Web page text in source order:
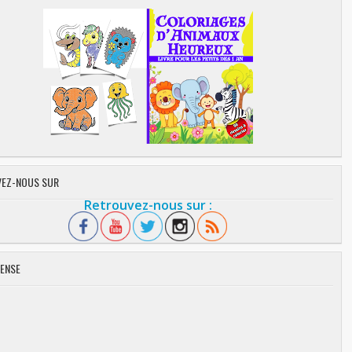
NOUS SUR
Retrouvez-nous sur :